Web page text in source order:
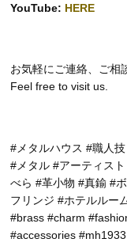
YouTube: HERE
お気軽にご連絡、ご相
Feel free to visit us.
#メタルハウス #職人
#メタル #アーティス
べら #革小物 #真鍮 #
フリンジ #ホテルルー
#brass #charm
#accessories